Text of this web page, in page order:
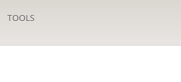
TOOLS